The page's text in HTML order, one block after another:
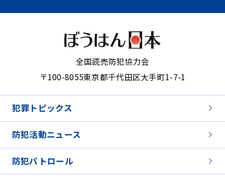
全国読売防犯協力会
〒100-8055東京都千代田区大手町1-7-1
犯罪トピックス
防犯活動ニュース
防犯パトロール